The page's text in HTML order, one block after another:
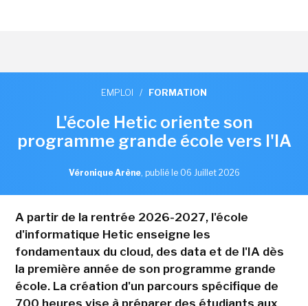
EMPLOI / FORMATION
L'école Hetic oriente son
programme grande école vers l'IA
Véronique Arène, publié le 06 Juillet 2026
A partir de la rentrée 2026-2027, l'école
d'informatique Hetic enseigne les
fondamentaux du cloud, des data et de l'IA dès
la première année de son programme grande
école. La création d'un parcours spécifique de